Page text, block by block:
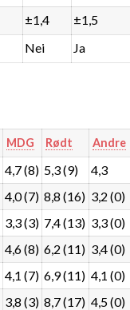
±1,4 ±1,5
Nei Ja
MDG Rødt Andre
4,7 (8) 5,3 (9)
4,3
4,0 (7) 8,8 (16) 3,2 (0)
3,3 (3) 7,4 (13) 3,3 (0)
4,6 (8) 6,2 (11) 3,4 (0)
4,1 (7) 6,9 (11) 4,1 (0)
3,8 (3) 8,7 (17) 4,5 (0)